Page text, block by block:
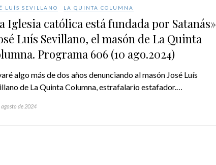
LUÍS SEVILLANO LA QUINTA COLUMNA
Iglesia católica está fundada por Satanás»
Luís Sevillano, el masón de La Quinta
Programa 606 (10 ago.2024)
algo más de dos años denunciando al masón José Luís
de La Quinta Columna, estrafalario estafador.…
agosto de 2024